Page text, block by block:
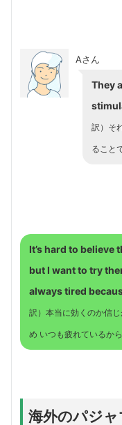
Aさん
They
訳）そ
ること
It’s hard to believe
but I want to try
always tired
訳）本当に効くのか信
め いつも疲れているか
海外のパジャ